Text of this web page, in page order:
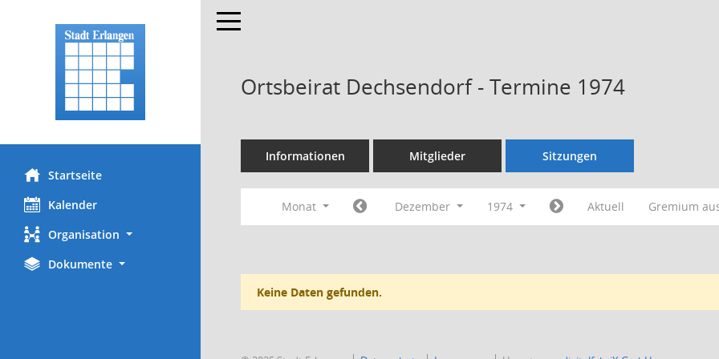
Startseite
Kalender
Organisation
Dokumente
Toggle navigation
Ortsbeirat Dechsendorf - Termine 1974
Informationen Mitglieder Sitzungen
Monat Dezember 1974 Aktuell Gremium
Keine Daten gefunden.